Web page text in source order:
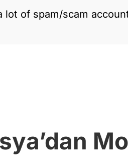
lot of spam/scam